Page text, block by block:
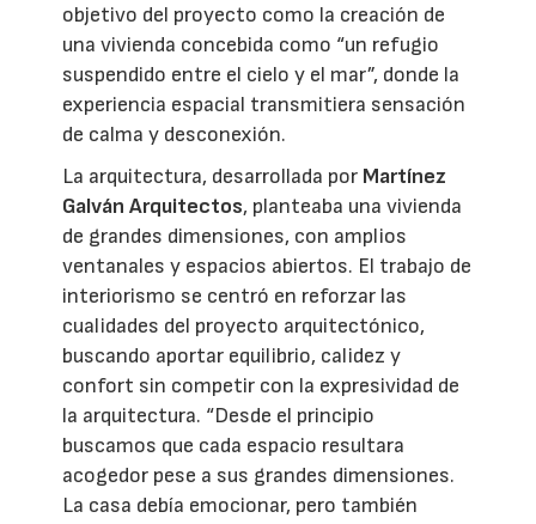
objetivo del proyecto como la creación de
una vivienda concebida como “un refugio
suspendido entre el cielo y el mar”, donde la
experiencia espacial transmitiera sensación
de calma y desconexión.
La arquitectura, desarrollada por Martínez
Galván Arquitectos, planteaba una vivienda
de grandes dimensiones, con amplios
ventanales y espacios abiertos. El trabajo de
interiorismo se centró en reforzar las
cualidades del proyecto arquitectónico,
buscando aportar equilibrio, calidez y
confort sin competir con la expresividad de
la arquitectura. “Desde el principio
buscamos que cada espacio resultara
acogedor pese a sus grandes dimensiones.
La casa debía emocionar, pero también